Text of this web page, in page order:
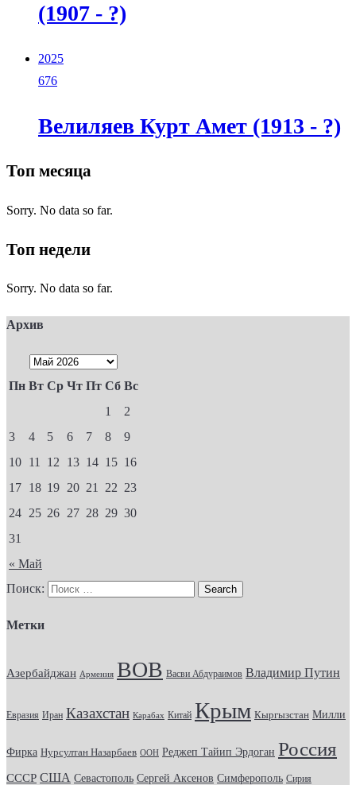
(1907 - ?)
2025
676
Велиляев Курт Амет (1913 - ?)
Топ месяца
Sorry. No data so far.
Топ недели
Sorry. No data so far.
Архив
Пн Вт Ср Чт Пт Сб Вс
« Май
1
2
3
4 5 6 7 8
9
10 11 12 13 14 15 16
17 18 19 20 21 22 23
24 25 26 27 28 29 30
31
Поиск:
Метки
Азербайджан Армения ВОВ Васви Абдураимов Владимир Путин
Евразия Иран Казахстан Карабах Китай Крым Кыргызстан Милли
Фирка Нурсултан Назарбаев ООН Реджеп Тайип Эрдоган Россия
СССР США Севастополь Сергей Аксенов Симферополь Сирия